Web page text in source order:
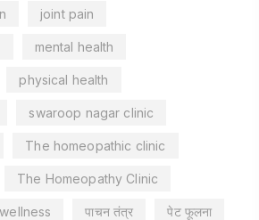
joint pain
mental health
physical health
swaroop nagar clinic
The homeopathic clinic
The Homeopathy Clinic
wellness पाचन तंत्र पेट फूलना